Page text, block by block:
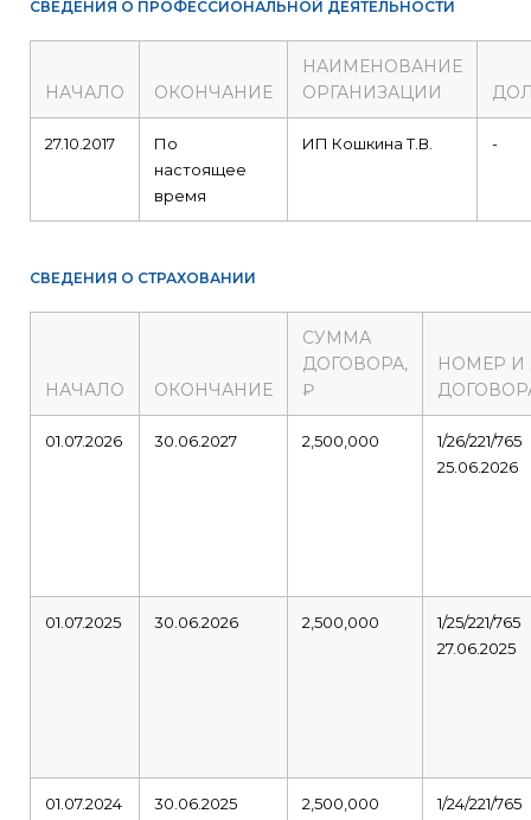
СВЕДЕНИЯ О ПРОФЕССИОНАЛЬНОЙ ДЕЯТЕЛЬНОСТИ
НАЧАЛО ОКОНЧАНИЕ
НАИМЕНОВАНИЕ
ОРГАНИЗАЦИИ
27.10.2017
По
настоящее
время
ИП Кошкина Т.В. -
СВЕДЕНИЯ О СТРАХОВАНИИ
НАЧАЛО ОКОНЧАНИЕ
СУММА
ДОГОВОРА,
₽
НОМЕР И
01.07.2026 30.06.2027 2,500,000
1/26/221/765
25.06.2026
01.07.2025 30.06.2026 2,500,000
1/25/221/765
27.06.2025
01.07.2024 30.06.2025 2,500,000
1/24/221/765